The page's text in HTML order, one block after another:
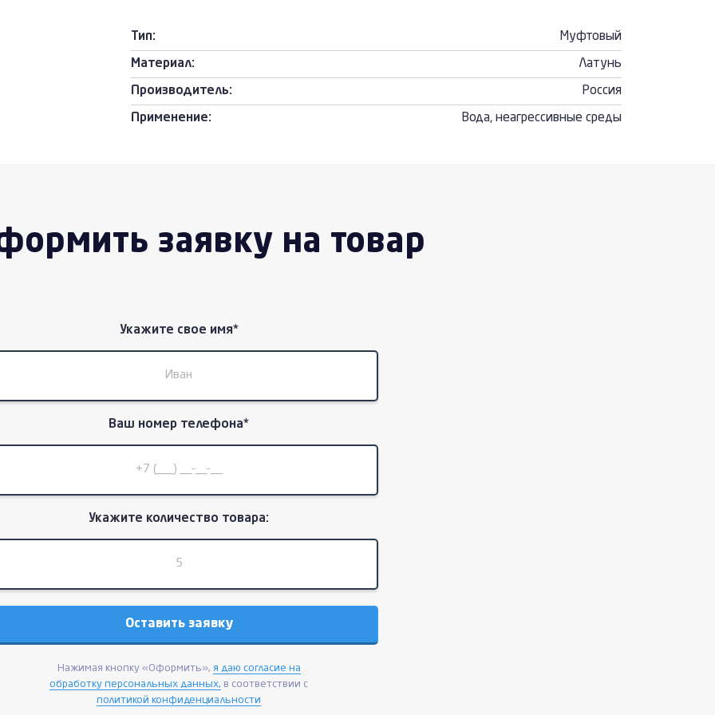
Тип: Муфтовый
Материал: Латунь
Производитель: Россия
Применение: Вода, неагрессивные среды
заявку на товар
Укажите свое имя*
Ваш номер телефона*
Укажите количество товара:
Нажимая кнопку «Оформить», я даю согласие на
обработку персональных данных, в соответствии с
политикой конфиденциальности